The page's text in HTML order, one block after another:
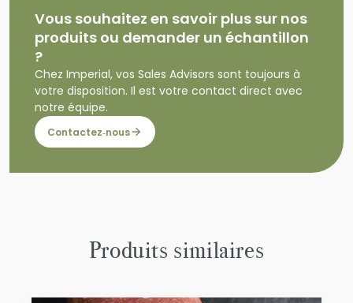
Vous souhaitez en savoir plus sur nos
produits ou demander un échantillon
?
Chez Imperial, vos Sales Advisors sont toujours à
votre disposition. Il est votre contact direct avec
notre équipe.
Contactez‑nous
Produits similaires